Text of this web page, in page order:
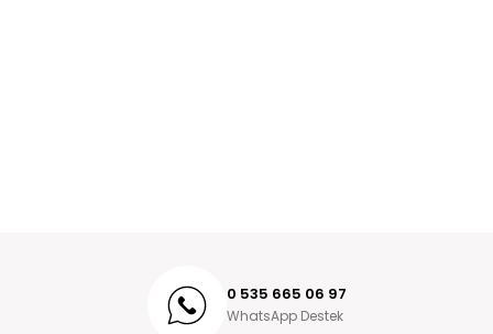
0 535 665 06 97
WhatsApp Destek